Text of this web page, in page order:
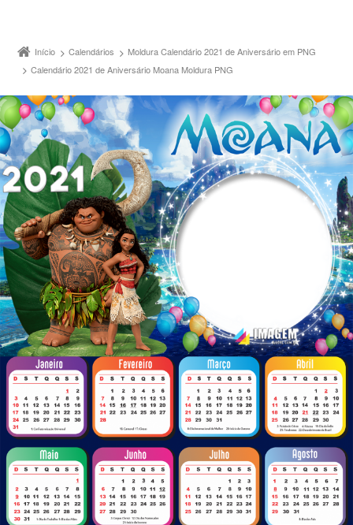
Início Calendários
Moldura Calendário 2021 de Aniversário em PNG
Calendário 2021 de Aniversário Moana Moldura PNG